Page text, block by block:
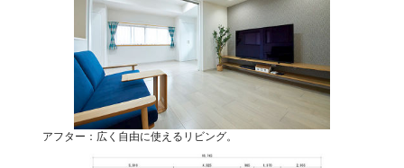
アフター：広く自由に使えるリビング。